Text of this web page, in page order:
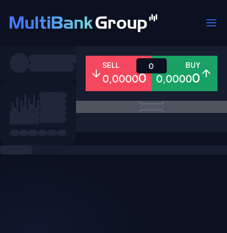
Todo Forex Metales
SELL
0,00000
BUY
0,00000
0